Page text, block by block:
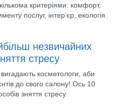
критеріями: комфорт,
послуг, інтер’єр, екологія.
незвичайних
стресу
вигадають косметологи, аби
до свого салону! Ось 10
зняття стресу.